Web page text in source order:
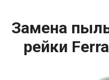
Замена
рейки